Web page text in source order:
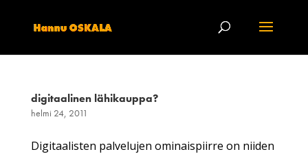
digitaalinen lähikauppa?
helmi 24, 2011
Digitaalisten palvelujen ominaispiirre on niiden